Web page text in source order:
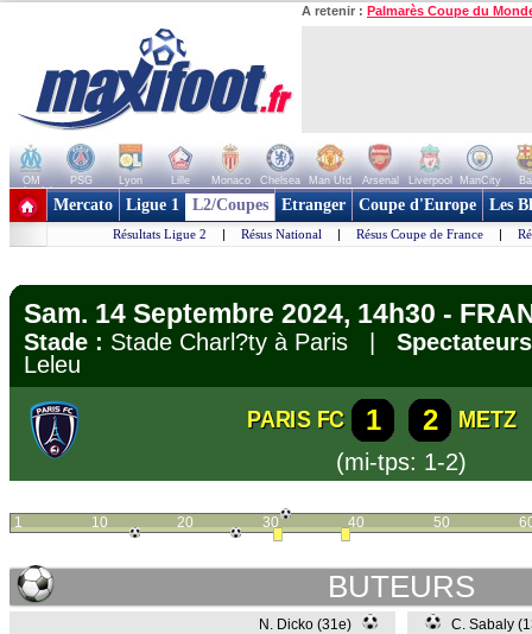
A retenir : Palmarès Coupe du
OM PSG Lyon Lille Monaco Chelsea Man Utd Arsenal Liverpool ManCity
+ de clubs
Mercato Ligue 1 L2/Coupes Etranger Coupe d'Europe Les
Résultats Ligue 2 | Résus National | Résus Coupe de France |
Sam. 14 Septembre 2024, 14h30 -
Stade : Stade Charl?ty à Paris |
Leleu
PARIS FC 1 2
METZ
(mi-tps: 1-2)
1 10 20 30 40 50
BUTEURS
N. Dicko (31e)
C. Sabaly